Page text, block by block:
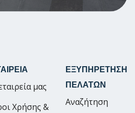
μας
Χρήσης &
ΕΞΥΠΗΡΕΤΗΣΗ
ΠΕΛΑΤΩΝ
Αναζήτηση